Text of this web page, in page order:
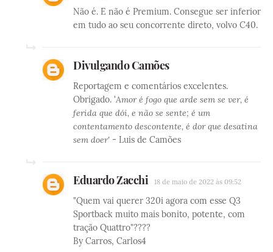
Não é. E não é Premium. Consegue ser inferior
em tudo ao seu concorrente direto, volvo C40.
Divulgando Camões
Reportagem e comentários excelentes.
Obrigado. 'Amor é fogo que arde sem se ver, é
ferida que dói, e não se sente; é um
contentamento descontente, é dor que desatina
sem doer' - Luis de Camões
Eduardo Zacchi 18 de maio de 2022 às 09:52
"Quem vai querer 320i agora com esse Q3
Sportback muito mais bonito, potente, com
tração Quattro"????
By Carros, Carlos4